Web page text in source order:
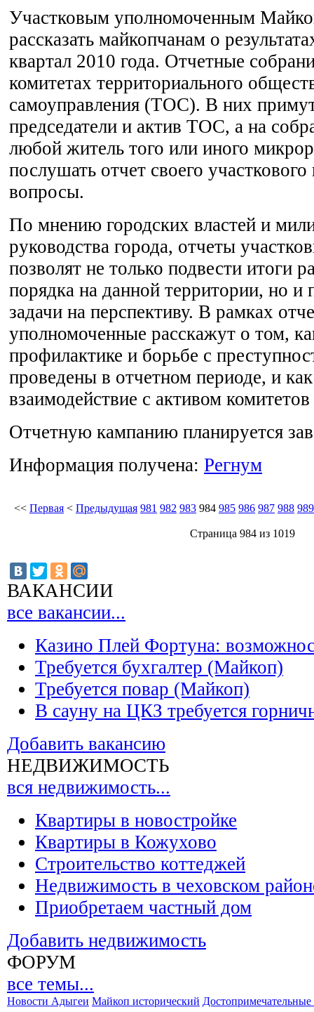
Участковым уполномоченным
рассказать майкопчанам о
квартал 2010 года. Отчетные
комитетах территориального
самоуправления (ТОС). В них
председатели и актив ТОС, а на
любой житель того или иного
послушать отчет своего участкового
вопросы.
По мнению городских властей и
руководства города, отчеты
позволят не только подвести итоги
порядка на данной территории, но и
задачи на перспективу. В рамках
уполномоченные расскажут о том,
профилактике и борьбе с
проведены в отчетном периоде, и
взаимодействие с активом
Отчетную кампанию планируется
Информация получена: Регнум
<< Первая < Предыдущая 981 982 983 984 985 986 987 988 989
Страница 984 из 1019
ВАКАНСИИ
все вакансии...
Казино Плей Фортуна:
Требуется бухгалтер (Майкоп)
Требуется повар (Майкоп)
В сауну на ЦКЗ требуется
Добавить вакансию
НЕДВИЖИМОСТЬ
вся недвижимость...
Квартиры в новостройке
Квартиры в Кожухово
Строительство коттеджей
Недвижимость в чеховском
Приобретаем частный дом
Добавить недвижимость
ФОРУМ
все темы...
Новости Адыгеи Майкоп исторический Достопримечательные